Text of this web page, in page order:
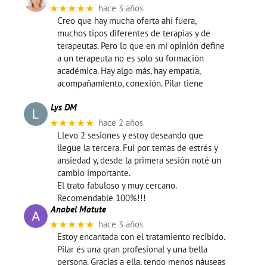
★★★★★ hace 3 años
Creo que hay mucha oferta ahí fuera,
muchos tipos diferentes de terapias y de
terapeutas. Pero lo que en mi opinión define
a un terapeuta no es solo su formación
académica. Hay algo más, hay empatía,
acompañamiento, conexión. Pilar tiene
Lys DM
★★★★★ hace 2 años
Llevo 2 sesiones y estoy deseando que
llegue la tercera. Fui por temas de estrés y
ansiedad y, desde la primera sesión noté un
cambio importante.
El trato fabuloso y muy cercano.
Recomendable 100%!!!
Anabel Matute
★★★★★ hace 3 años
Estoy encantada con el tratamiento recibido.
Pilar és una gran profesional y una bella
persona. Gracias a ella, tengo menos náuseas